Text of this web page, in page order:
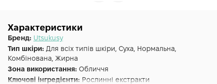
Характеристики
Бренд: Utsukusy
Тип шкіри: Для всіх типів шкіри, Суха, Нормальна,
Комбінована, Жирна
Зона використання: Обличчя
Ключові інгредієнти: Рослинні екстракти